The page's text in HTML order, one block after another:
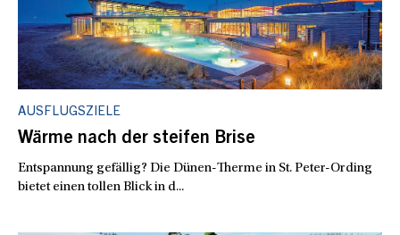
AUSFLUGSZIELE
Wärme nach der steifen Brise
Entspannung gefällig? Die Dünen-Therme in St. Peter-Ording
bietet einen tollen Blick in d...